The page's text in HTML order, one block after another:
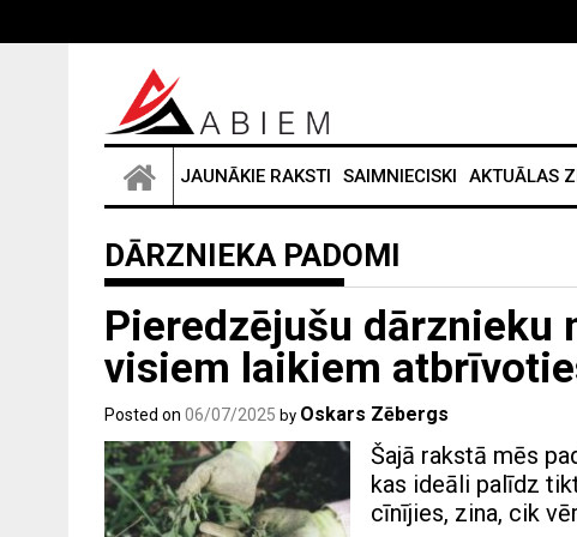
JAUNĀKIE RAKSTI SAIMNIECISKI AKTUĀLAS
DĀRZNIEKA PADOMI
Pieredzējušu dārznieku
visiem laikiem
Posted on 06/07/2025 by Oskars Zēbergs
Šajā rakstā mēs
kas ideāli palīdz
cīnījies, zina, cik